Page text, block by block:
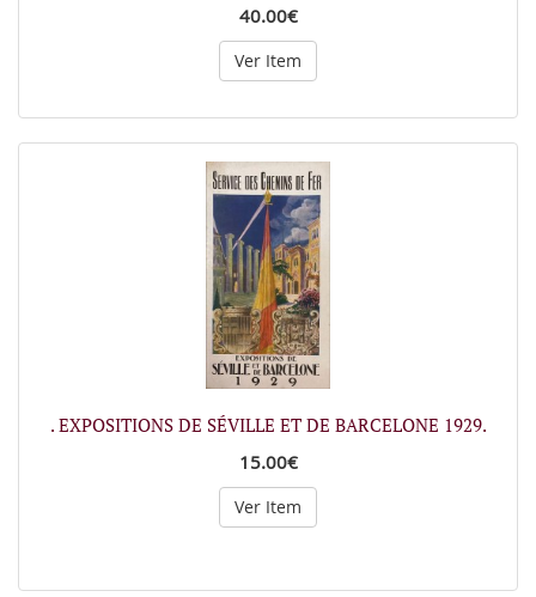
40.00€
Ver Item
. EXPOSITIONS DE SÉVILLE ET DE BARCELONE 1929.
15.00€
Ver Item